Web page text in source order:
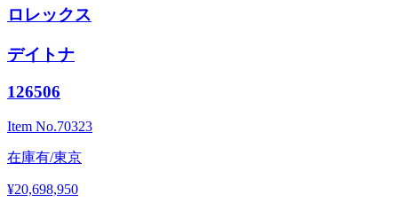
ロレックス
デイトナ
126506
Item No.70323
在庫有/東京
¥20,698,950